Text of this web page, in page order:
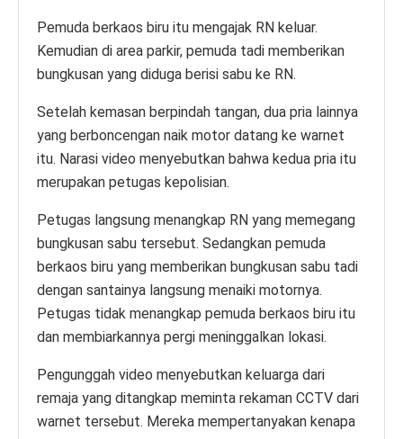
Pemuda berkaos biru itu mengajak RN keluar.
Kemudian di area parkir, pemuda tadi memberikan
bungkusan yang diduga berisi sabu ke RN.
Setelah kemasan berpindah tangan, dua pria lainnya
yang berboncengan naik motor datang ke warnet
itu. Narasi video menyebutkan bahwa kedua pria itu
merupakan petugas kepolisian.
Petugas langsung menangkap RN yang memegang
bungkusan sabu tersebut. Sedangkan pemuda
berkaos biru yang memberikan bungkusan sabu tadi
dengan santainya langsung menaiki motornya.
Petugas tidak menangkap pemuda berkaos biru itu
dan membiarkannya pergi meninggalkan lokasi.
Pengunggah video menyebutkan keluarga dari
remaja yang ditangkap meminta rekaman CCTV dari
warnet tersebut. Mereka mempertanyakan kenapa